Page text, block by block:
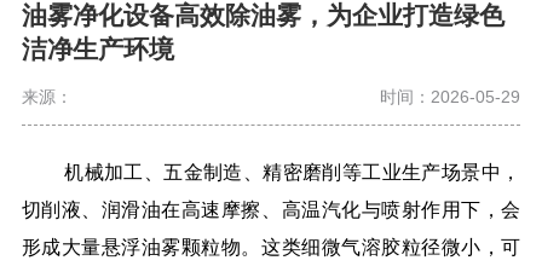
油雾净化设备高效除油雾，为企业打造绿色
洁净生产环境
来源： 时间：2026-05-29
机械加工、五金制造、精密磨削等工业生产场景中，
切削液、润滑油在高速摩擦、高温汽化与喷射作用下，会
形成大量悬浮油雾颗粒物。这类细微气溶胶粒径微小，可